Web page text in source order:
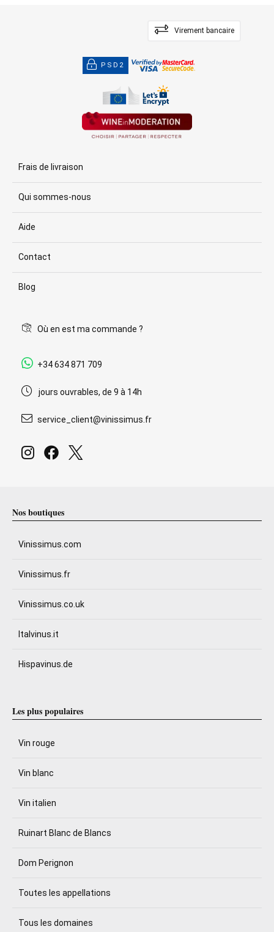
Virement bancaire
PSD2
Frais de livraison
Qui sommes-nous
Aide
Contact
Blog
Où en est ma commande ?
+34 634 871 709
jours ouvrables, de 9 à 14h
service_client@vinissimus.fr
Nos boutiques
Vinissimus.com
Vinissimus.fr
Vinissimus.co.uk
Italvinus.it
Hispavinus.de
Les plus populaires
Vin rouge
Vin blanc
Vin italien
Ruinart Blanc de Blancs
Dom Perignon
Toutes les appellations
Tous les domaines